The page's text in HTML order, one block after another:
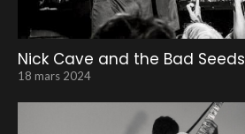
Nick Cave and the Bad Seeds
18 mars 2024